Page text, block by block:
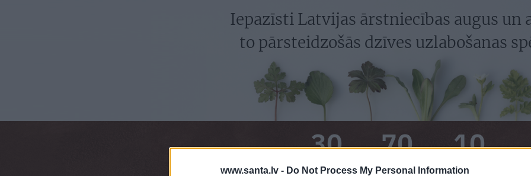
www.santa.lv - Do Not Process My Personal Information
Iepazīsti Latvijas ārstniecības augus un
to pārsteidzošās dzīves uzlabošanas
30
Receptes stiprai
70
Latvijas augu
10
Vērtīgas sarunas